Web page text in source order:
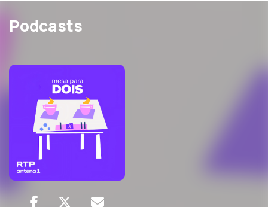
Podcasts